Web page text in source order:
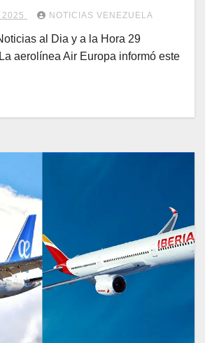
2025 NOTICIAS VENEZUELA
al Dia y a la Hora 29
aerolínea Air Europa informó este